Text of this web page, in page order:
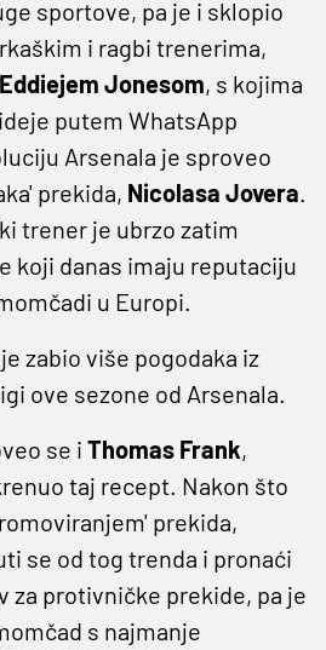
sportove, pa je i sklopio
i ragbi trenerima,
Eddiejem Jonesom, s kojima
putem WhatsApp
Arsenala je sproveo
prekida, Nicolasa Jovera.
trener je ubrzo zatim
koji danas imaju reputaciju
u Europi.
zabio više pogodaka iz
ove sezone od Arsenala.
se i Thomas Frank,
taj recept. Nakon što
prekida,
se od tog trenda i pronaći
za protivničke prekide, pa je
s najmanje